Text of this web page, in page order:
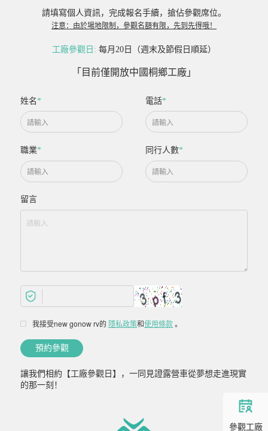
參觀工廠
請填寫個人資訊，完成報名手續，搶佔參觀席位。
注意：由於場地限制，參觀名額有限，先到先得哦！
工廠參觀日: 每月20日（週末及節假日順延）
「目前僅開放中國桐鄉工廠」
姓名 * 電話*
職業* 同行人數*
留言
我接受new gonow rv的 隱私政策和使用條款。
讓我們相約【工廠參觀日】，一同見證露營車從夢想走進現實
的那一刻！